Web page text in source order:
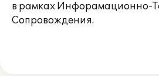
в рамках Инфорамационно-
Сопровождения.